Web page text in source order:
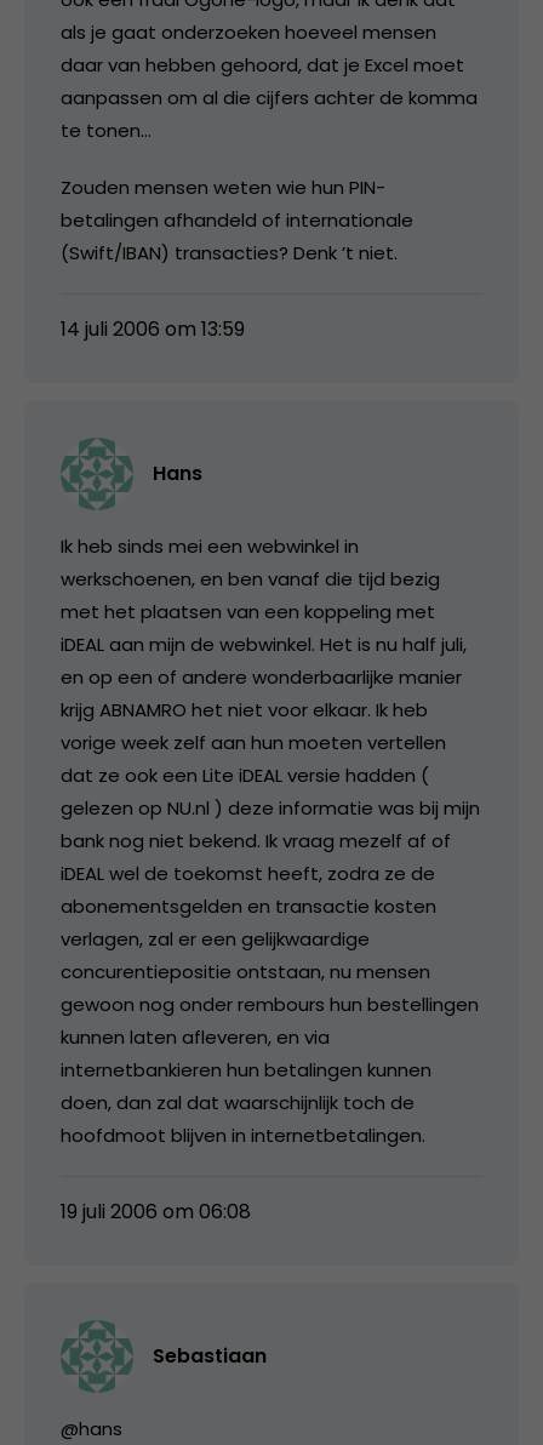
als je gaat onderzoeken hoeveel mensen
daar van hebben gehoord, dat je Excel moet
aanpassen om al die cijfers achter de komma
te tonen…
Zouden mensen weten wie hun PIN-
betalingen afhandeld of internationale
(Swift/IBAN) transacties? Denk ’t niet.
14 juli 2006 om 13:59
Hans
Ik heb sinds mei een webwinkel in
werkschoenen, en ben vanaf die tijd bezig
met het plaatsen van een koppeling met
iDEAL aan mijn de webwinkel. Het is nu half juli,
en op een of andere wonderbaarlijke manier
krijg ABNAMRO het niet voor elkaar. Ik heb
vorige week zelf aan hun moeten vertellen
dat ze ook een Lite iDEAL versie hadden (
gelezen op NU.nl ) deze informatie was bij mijn
bank nog niet bekend. Ik vraag mezelf af of
iDEAL wel de toekomst heeft, zodra ze de
abonementsgelden en transactie kosten
verlagen, zal er een gelijkwaardige
concurentiepositie ontstaan, nu mensen
gewoon nog onder rembours hun bestellingen
kunnen laten afleveren, en via
internetbankieren hun betalingen kunnen
doen, dan zal dat waarschijnlijk toch de
hoofdmoot blijven in internetbetalingen.
19 juli 2006 om 06:08
Sebastiaan
@hans